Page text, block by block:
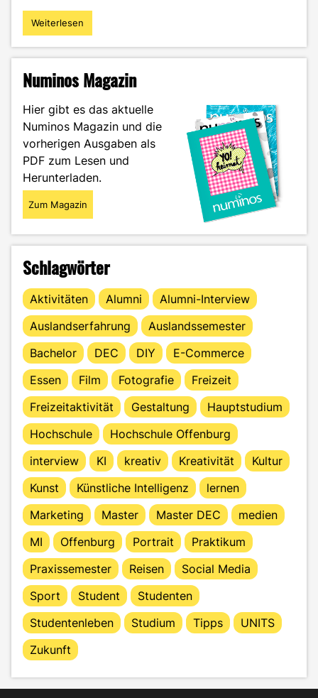
"Erfolgreicher
Auftakt
Forest
Konferenz
in
Offenburg"
Weiterlesen
Numinos Magazin
Hier gibt es das aktuelle
Numinos Magazin und die
vorherigen Ausgaben als
PDF zum Lesen und
Herunterladen.
Zum Magazin
Schlagwörter
Aktivitäten Alumni
Alumni-Interview
Auslandserfahrung
Auslandssemester
Bachelor
DEC DIY
E-Commerce
Essen
Film Fotografie
Freizeit
Freizeitaktivität
Gestaltung
Hauptstudium
Hochschule
Hochschule Offenburg
interview
KI kreativ Kreativität
Kultur
Kunst
Künstliche Intelligenz
lernen
Marketing
Master Master DEC
medien
MI
Offenburg Portrait
Praktikum
Praxissemester
Reisen
Social Media
Sport
Student
Studenten
Studentenleben
Studium Tipps
UNITS
Zukunft